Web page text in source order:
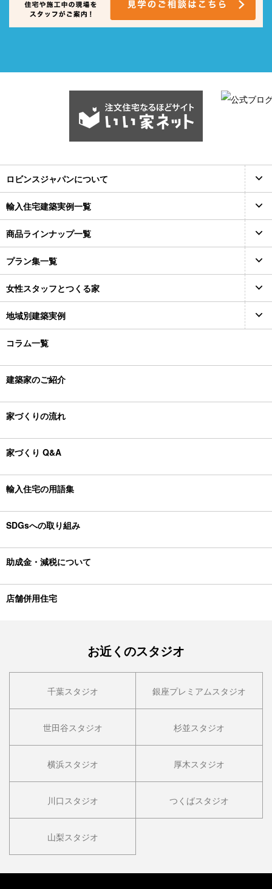
ロビンスジャパンについて
輸入住宅建築実例一覧
商品ラインナップ一覧
プラン集一覧
女性スタッフとつくる家
地域別建築実例
コラム一覧
建築家のご紹介
家づくりの流れ
家づくり Q&A
輸入住宅の用語集
SDGsへの取り組み
助成金・減税について
店舗併用住宅
お近くのスタジオ
千葉スタジオ 銀座プレミアムスタジオ
世田谷スタジオ 杉並スタジオ
横浜スタジオ 厚木スタジオ
川口スタジオ つくばスタジオ
山梨スタジオ